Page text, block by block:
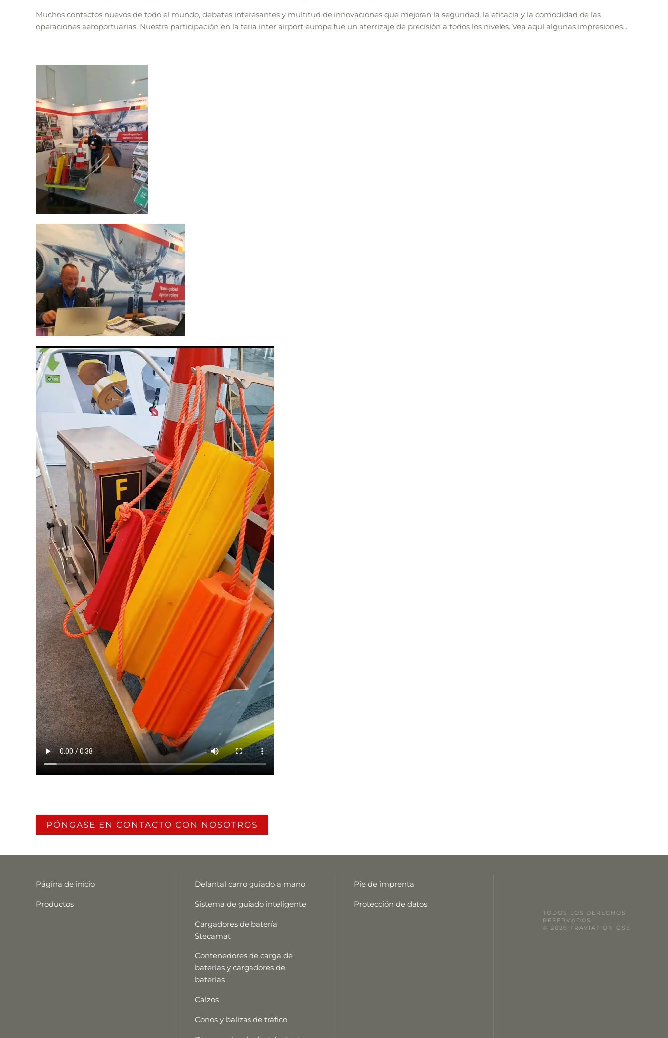
Muchos contactos nuevos de todo el mundo, debates interesantes y multitud de innovaciones que mejoran la seguridad, la eficacia y la comodidad de las
operaciones aeroportuarias. Nuestra participación en la feria inter airport europe fue un aterrizaje de precisión a todos los niveles. Vea aquí algunas impresiones...
PÓNGASE EN CONTACTO CON NOSOTROS
Página de inicio
Productos
Delantal carro guiado a mano
Sistema de guiado inteligente
Cargadores de batería
Stecamat
Contenedores de carga de
baterías y cargadores de
baterías
Calzos
Conos y balizas de tráfico
Pie de imprenta
Protección de datos
TODOS LOS DERECHOS
RESERVADOS.
© 2026 TRAVIATION GSE